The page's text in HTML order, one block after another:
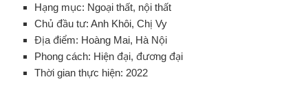
Hạng mục: Ngoại thất, nội thất
Chủ đầu tư: Anh Khôi, Chị Vy
Địa điểm: Hoàng Mai, Hà Nội
Phong cách: Hiện đại, đương đại
Thời gian thực hiện: 2022